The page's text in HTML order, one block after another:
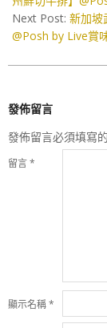
Next Post: 新加坡
@Posh by Live賞
發佈留言
發佈留言必須填寫
留言*
顯示名稱*